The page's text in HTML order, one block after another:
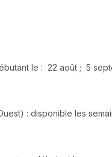
le : 22 août ; 5
: disponible les